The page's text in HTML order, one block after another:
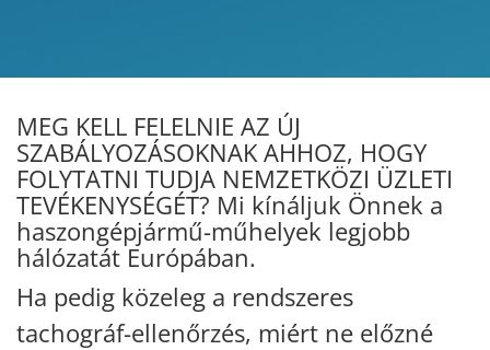
MEG KELL FELELNIE AZ ÚJ
SZABÁLYOZÁSOKNAK AHHOZ, HOGY
FOLYTATNI TUDJA NEMZETKÖZI ÜZLETI
TEVÉKENYSÉGÉT? Mi kínáljuk Önnek a
haszongépjármű-műhelyek legjobb
hálózatát Európában.
Ha pedig közeleg a rendszeres
tachográf-ellenőrzés, miért ne előzné